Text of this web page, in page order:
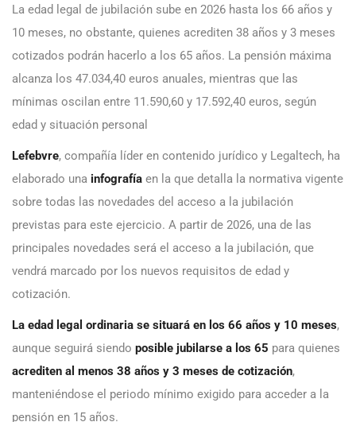
La edad legal de jubilación sube en 2026 hasta los 66 años y
10 meses, no obstante, quienes acrediten 38 años y 3 meses
cotizados podrán hacerlo a los 65 años. La pensión máxima
alcanza los 47.034,40 euros anuales, mientras que las
mínimas oscilan entre 11.590,60 y 17.592,40 euros, según
edad y situación personal
Lefebvre, compañía líder en contenido jurídico y Legaltech, ha
elaborado una infografía en la que detalla la normativa vigente
sobre todas las novedades del acceso a la jubilación
previstas para este ejercicio. A partir de 2026, una de las
principales novedades será el acceso a la jubilación, que
vendrá marcado por los nuevos requisitos de edad y
cotización.
La edad legal ordinaria se situará en los 66 años y 10 meses,
aunque seguirá siendo posible jubilarse a los 65 para quienes
acrediten al menos 38 años y 3 meses de cotización,
manteniéndose el periodo mínimo exigido para acceder a la
pensión en 15 años.